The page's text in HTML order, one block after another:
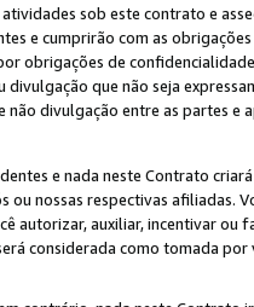
atividades sob este contrato e
e cumprirão com as
obrigações de
que não seja
divulgação entre as partes e
e nada neste Contrato
ou nossas respectivas afiliadas.
autorizar, auxiliar, incentivar
considerada como tomada por